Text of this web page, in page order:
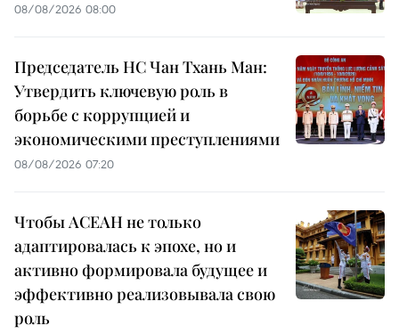
08/08/2026 08:00
Председатель НС Чан Тхань Ман:
Утвердить ключевую роль в
борьбе с коррупцией и
экономическими преступлениями
08/08/2026 07:20
Чтобы АСЕАН не только
адаптировалась к эпохе, но и
активно формировала будущее и
эффективно реализовывала свою
роль